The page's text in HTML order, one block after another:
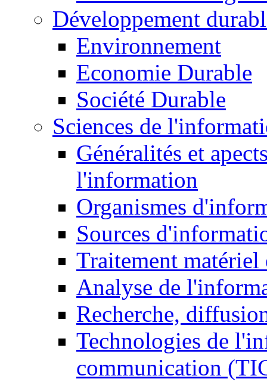
Développement
Environnement
Economie Durable
Société Durable
Sciences de
Généralités et
l'information
Organismes
Sources
Traitement matériel
Analyse de
Recherche,
Technologies de
communication